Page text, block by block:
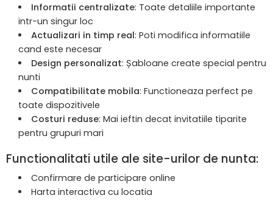
Informatii centralizate: Toate detaliile importante
intr-un singur loc
Actualizari in timp real: Poti modifica informatiile
cand este necesar
Design personalizat: Șabloane create special pentru
nunti
Compatibilitate mobila: Functioneaza perfect pe
toate dispozitivele
Costuri reduse: Mai ieftin decat invitatiile tiparite
pentru grupuri mari
Functionalitati utile ale site-urilor de nunta:
Confirmare de participare online
Harta interactiva cu locatia